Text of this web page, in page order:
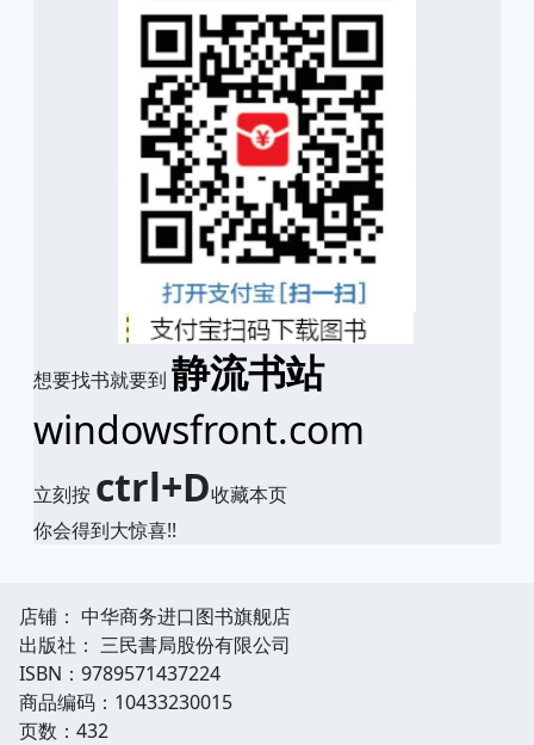
想要找书就要到 静流书站
windowsfront.com
立刻按 ctrl+D收藏本页
你会得到大惊喜!!
店铺： 中华商务进口图书旗舰店
出版社： 三民書局股份有限公司
ISBN：9789571437224
商品编码：10433230015
页数：432